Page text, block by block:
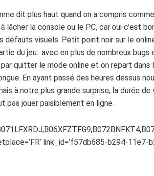
dit plus haut quand on a compris
lâcher la console ou le PC, car oui c’est
défauts visuels. Petit point noir sur le
du jeu.. avec en plus de nombreux
quitter le mode online et on repart dans
En ayant passé des heures dessus
à notre plus grande surprise, la durée
pas jouer paisiblement en ligne.
link_id=’f57db685-b294-11e7-